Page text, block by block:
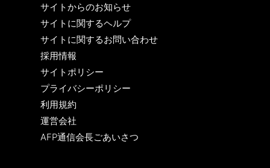
サイトからのお知らせ
サイトに関するヘルプ
サイトに関するお問い合わせ
採用情報
サイトポリシー
プライバシーポリシー
利用規約
運営会社
AFP通信会長ごあいさつ